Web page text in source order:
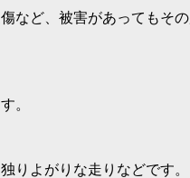
など、被害があってもそ
。
りよがりな走りなどです。